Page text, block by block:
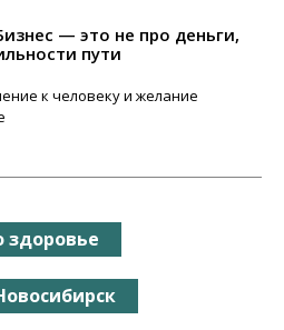
— это не про деньги,
пути
к человеку и желание
здоровье